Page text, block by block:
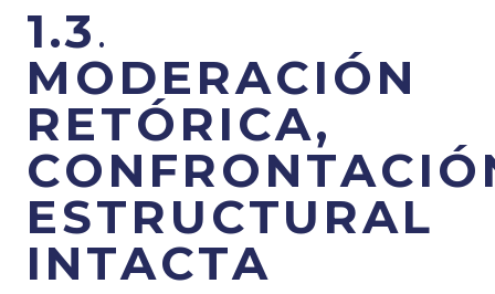
1.3.
MODERACIÓN
RETÓRICA,
ESTRUCTURAL
INTACTA